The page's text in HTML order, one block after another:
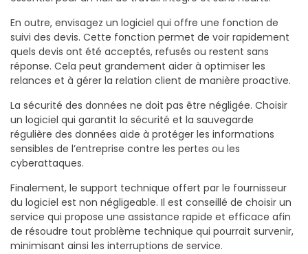
En outre, envisagez un logiciel qui offre une fonction de
suivi des devis. Cette fonction permet de voir rapidement
quels devis ont été acceptés, refusés ou restent sans
réponse. Cela peut grandement aider à optimiser les
relances et à gérer la relation client de manière proactive.
La sécurité des données ne doit pas être négligée. Choisir
un logiciel qui garantit la sécurité et la sauvegarde
régulière des données aide à protéger les informations
sensibles de l’entreprise contre les pertes ou les
cyberattaques.
Finalement, le support technique offert par le fournisseur
du logiciel est non négligeable. Il est conseillé de choisir un
service qui propose une assistance rapide et efficace afin
de résoudre tout problème technique qui pourrait survenir,
minimisant ainsi les interruptions de service.